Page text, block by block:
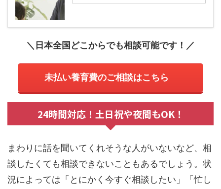
＼日本全国どこからでも相談可能です！／
未払い養育費のご相談はこちら
24時間対応！土日祝や夜間もOK！
まわりに話を聞いてくれそうな人がいないなど、相
談したくても相談できないこともあるでしょう。状
況によっては「とにかく今すぐ相談したい」「忙し